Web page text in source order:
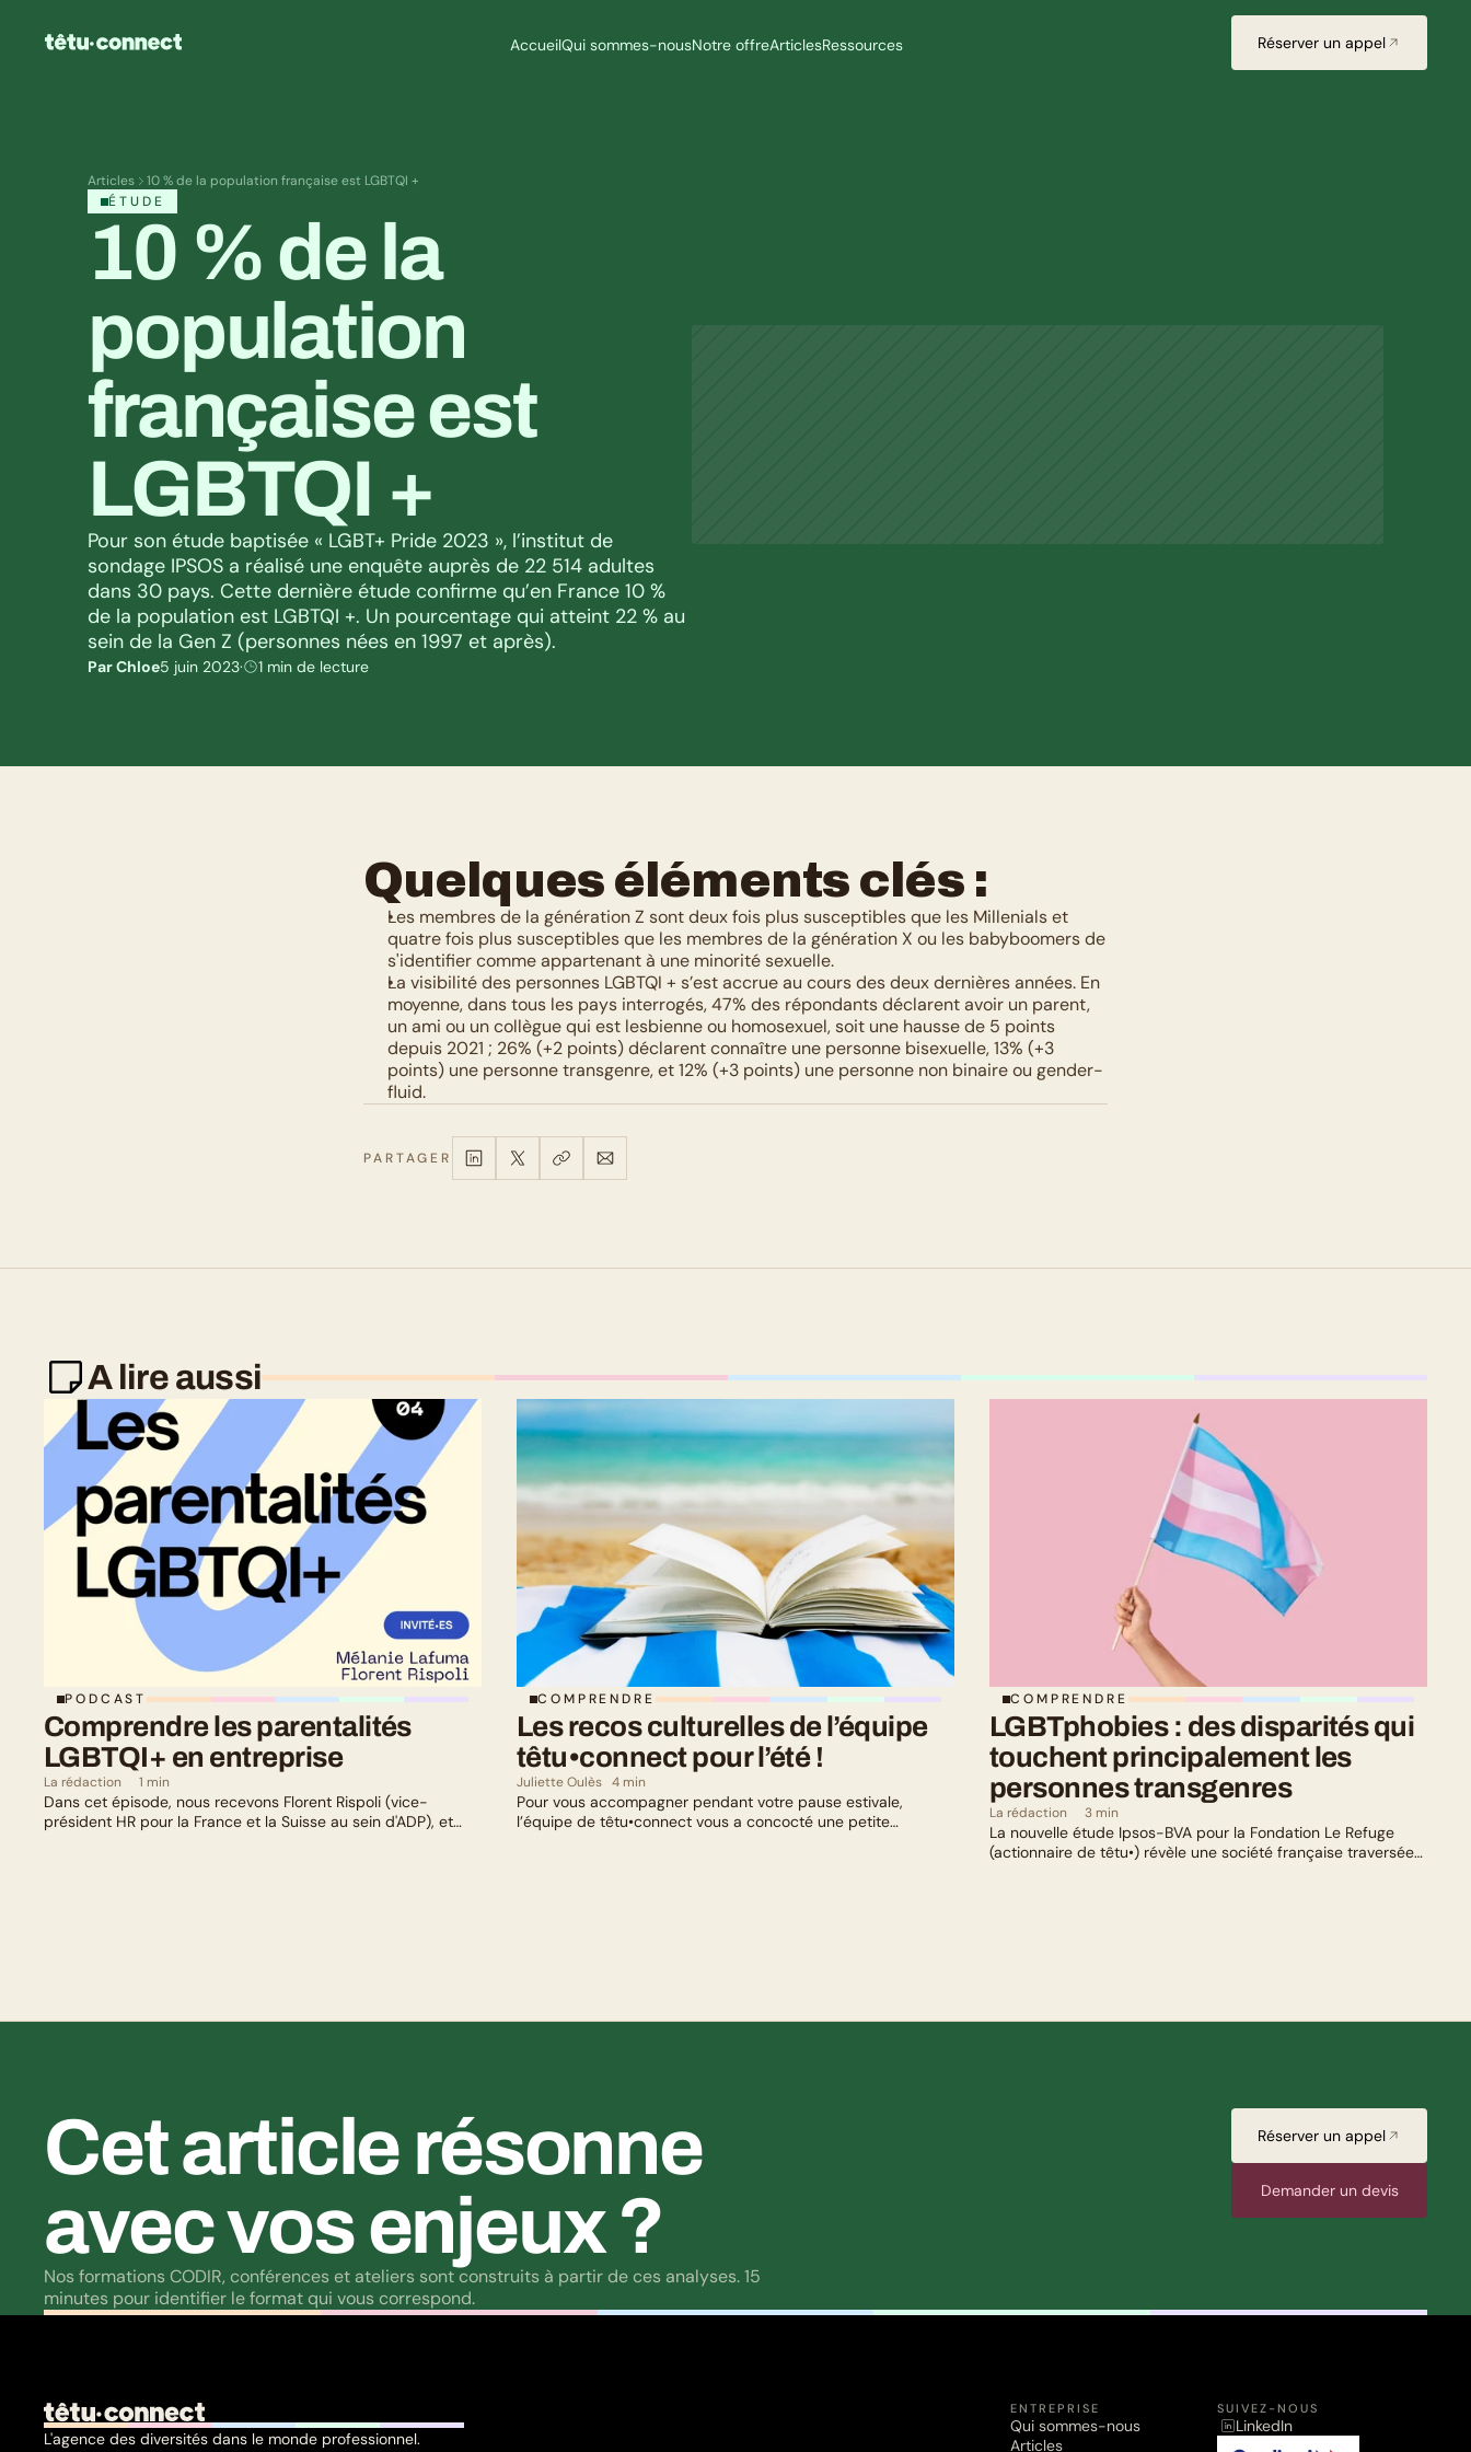
AccueilQui sommes-nousNotre offreArticlesRessources Réserver un appel
Articles
10 % de la population française est LGBTQI +
ÉTUDE
10 % de la
population
française est
LGBTQI +
Pour son étude baptisée « LGBT+ Pride 2023 », l’institut de
sondage IPSOS a réalisé une enquête auprès de 22 514 adultes
dans 30 pays. Cette dernière étude confirme qu’en France 10 %
de la population est LGBTQI +. Un pourcentage qui atteint 22 % au
sein de la Gen Z (personnes nées en 1997 et après).
Par Chloe5 juin 2023· 1 min de lecture
Quelques éléments clés :
Les membres de la génération Z sont deux fois plus susceptibles que les Millenials et
quatre fois plus susceptibles que les membres de la génération X ou les babyboomers de
s'identifier comme appartenant à une minorité sexuelle.
La visibilité des personnes LGBTQI + s’est accrue au cours des deux dernières années. En
moyenne, dans tous les pays interrogés, 47% des répondants déclarent avoir un parent,
un ami ou un collègue qui est lesbienne ou homosexuel, soit une hausse de 5 points
depuis 2021 ; 26% (+2 points) déclarent connaître une personne bisexuelle, 13% (+3
points) une personne transgenre, et 12% (+3 points) une personne non binaire ou gender-
fluid.
PARTAGER
A lire aussi
PODCAST
Comprendre les parentalités
LGBTQI+ en entreprise
La rédaction 1 min
Dans cet épisode, nous recevons Florent Rispoli (vice-
président HR pour la France et la Suisse au sein d'ADP), et
COMPRENDRE
Les recos culturelles de l’équipe
têtu•connect pour l’été !
Juliette Oulès 4 min
Pour vous accompagner pendant votre pause estivale,
l’équipe de têtu•connect vous a concocté une petite
COMPRENDRE
LGBTphobies : des disparités qui
touchent principalement les
personnes transgenres
La rédaction 3 min
La nouvelle étude Ipsos-BVA pour la Fondation Le Refuge
(actionnaire de têtu•) révèle une société française traversée
Cet article résonne
avec vos enjeux ?
Nos formations CODIR, conférences et ateliers sont construits à partir de ces analyses. 15
minutes pour identifier le format qui vous correspond.
Réserver un appel
Demander un devis
L'agence des diversités dans le monde professionnel.
ENTREPRISE
Qui sommes-nous
Articles
SUIVEZ-NOUS
LinkedIn